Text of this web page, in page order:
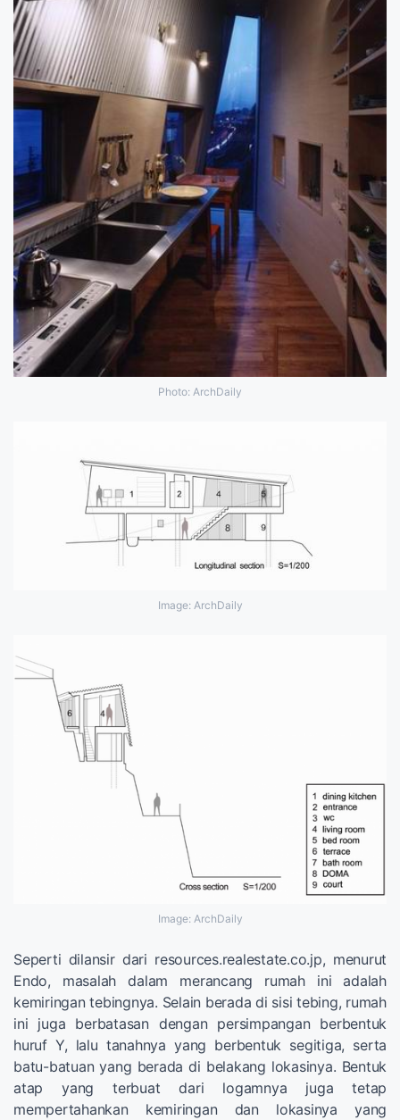
Photo: ArchDaily
Image: ArchDaily
Image: ArchDaily
Seperti dilansir dari resources.realestate.co.jp, menurut
Endo, masalah dalam merancang rumah ini adalah
kemiringan tebingnya. Selain berada di sisi tebing, rumah
ini juga berbatasan dengan persimpangan berbentuk
huruf Y, lalu tanahnya yang berbentuk segitiga, serta
batu-batuan yang berada di belakang lokasinya. Bentuk
atap yang terbuat dari logamnya juga tetap
mempertahankan kemiringan dan lokasinya yang